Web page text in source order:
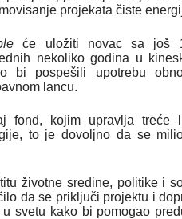
projekata čiste
će uložiti novac sa još
nekoliko godina u
bi pospešili upotrebu
lancu.
fond, kojim upravlja treće
to je dovoljno da se
životne sredine, politike i
da se priključi projektu i
svetu kako bi pomogao